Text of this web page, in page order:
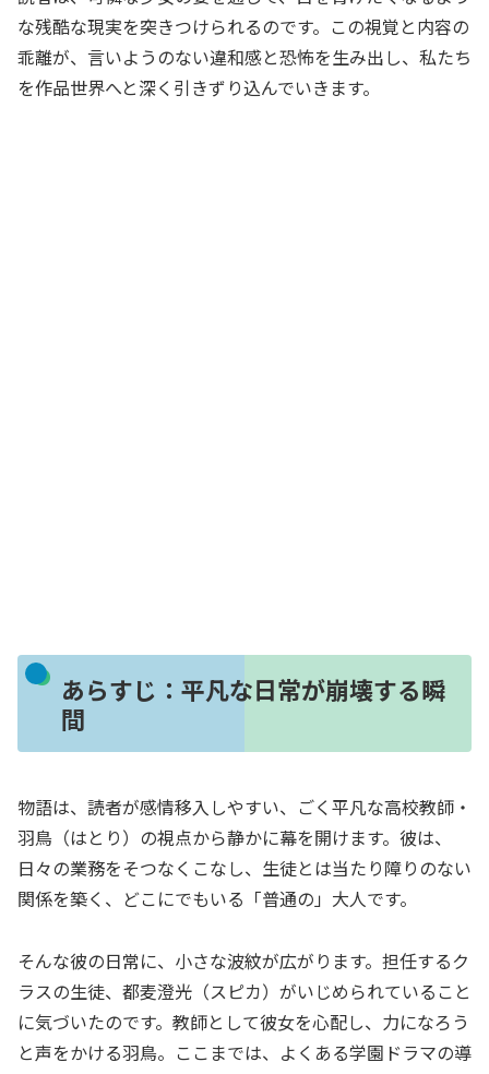
な残酷な現実を突きつけられるのです。この視覚と内容の
乖離が、言いようのない違和感と恐怖を生み出し、私たち
を作品世界へと深く引きずり込んでいきます。
あらすじ：平凡な日常が崩壊する瞬
間
物語は、読者が感情移入しやすい、ごく平凡な高校教師・
羽鳥（はとり）の視点から静かに幕を開けます。彼は、
日々の業務をそつなくこなし、生徒とは当たり障りのない
関係を築く、どこにでもいる「普通の」大人です。
そんな彼の日常に、小さな波紋が広がります。担任するク
ラスの生徒、都麦澄光（スピカ）がいじめられていること
に気づいたのです。教師として彼女を心配し、力になろう
と声をかける羽鳥。ここまでは、よくある学園ドラマの導